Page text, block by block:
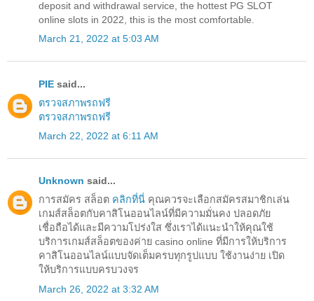
deposit and withdrawal service, the hottest PG SLOT
online slots in 2022, this is the most comfortable.
March 21, 2022 at 5:03 AM
PIE said...
ตรวจสภาพรถฟรี
ตรวจสภาพรถฟรี
March 22, 2022 at 6:11 AM
Unknown said...
การสมัคร สล็อต คลิกที่นี่ คุณควรจะเลือกสมัครสมาชิกเล่น
เกมส์สล็อตกับคาสิโนออนไลน์ที่มีความมั่นคง ปลอดภัย
เชื่อถือได้และมีความโปร่งใส ซึ่งเราได้แนะนำให้คุณใช้
บริการเกมส์สล็อตของค่าย casino online ที่มีการให้บริการ
คาสิโนออนไลน์แบบจัดเต็มครบทุกรูปแบบ ใช้งานง่าย เปิด
ให้บริการแบบครบวงจร
March 26, 2022 at 3:32 AM